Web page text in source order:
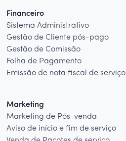
Financeiro
Sistema Administrativo
Gestão de Cliente pós-pago
Gestão de Comissão
Folha de Pagamento
Emissão de nota fiscal de serviço
Marketing
Marketing de Pós-venda
Aviso de início e fim de serviço